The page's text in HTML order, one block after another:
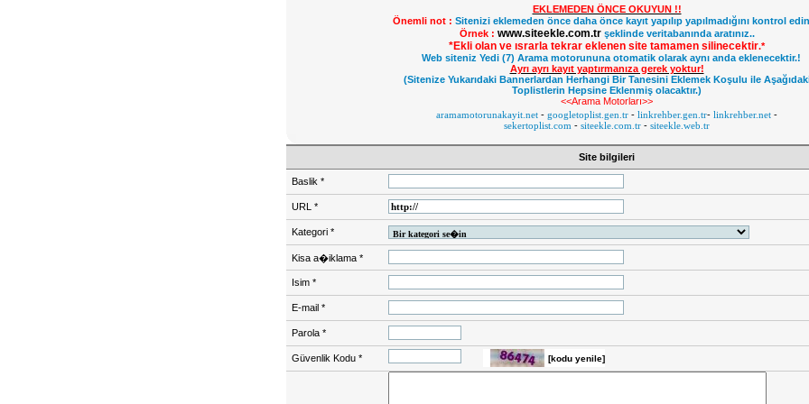
EKLEMEDEN ÖNCE OKUYUN !!
Önemli not : Sitenizi eklemeden önce daha önce kayıt yapılıp yapılmadığını kontrol
Örnek : www.siteekle.com.tr şeklinde veritabanında aratınız..
*Ekli olan ve ısrarla tekrar eklenen site tamamen silinecektir.*
Web siteniz Yedi (7) Arama motorununa otomatik olarak aynı anda eklenecektir.!
Ayrı ayrı kayıt yaptırmanıza gerek yoktur!
(Sitenize Yukarıdaki Bannerlardan Herhangi Bir Tanesini Eklemek Koşulu ile
Toplistlerin Hepsine Eklenmiş olacaktır.)
<<Arama Motorları>>
aramamotorunakayit.net - googletoplist.gen.tr - linkrehber.gen.tr- linkrehber.net -
sekertoplist.com - siteekle.com.tr - siteekle.web.tr
Site bilgileri
Baslik *
URL *
Kategori *
Kisa a�iklama *
Isim *
E-mail *
Parola *
Güvenlik Kodu * [kodu yenile]